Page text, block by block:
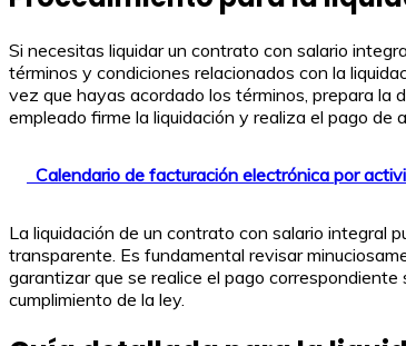
Si necesitas liquidar un contrato con salario
términos y condiciones relacionados con la
vez que hayas acordado los términos, prepara la
empleado firme la liquidación y realiza el pago de
Calendario de facturación electrónica por
La liquidación de un contrato con salario integral
transparente. Es fundamental revisar
garantizar que se realice el pago
cumplimiento de la ley.